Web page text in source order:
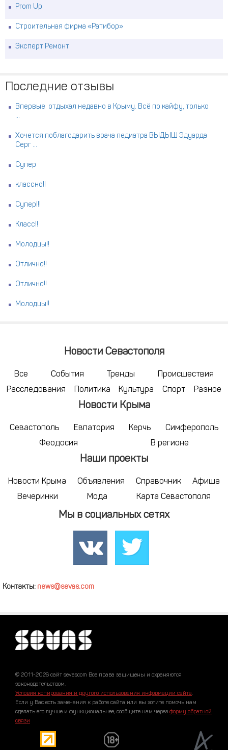
Prom Up
Строительная фирма «Ратибор»
Эксперт Ремонт
Последние отзывы
Впервые отдыхал недавно в Крыму. Всё по кайфу, только
...
Хочется поблагодарить врача педиатра ВЫДЫШ Эдуарда
Серг ...
Супер
классно!!
Супер!!!
Класс!!
Молодцы!!
Отлично!!
Отлично!!
Молодцы!!
Новости Севастополя
Все События Тренды
Происшествия
Расследования
Политика Культура Спорт Разное
Новости Крыма
Севастополь Евпатория Керчь
Симферополь
Феодосия
В регионе
Наши проекты
Новости Крыма Объявления Справочник
Афиша
Вечеринки
Мода Карта Севастополя
Мы в социальных сетях
Контакты: news@sevas.com
© 2011-2026 сайт sevascom Все права защищены и охраняются
законодательством.
Условия копирования и другого использования информации сайта.
Если у Вас есть замечания к работе сайта или вы хотите помочь нам
сделать его лучше и функциональнее, сообщите нам через форму обратной
связи